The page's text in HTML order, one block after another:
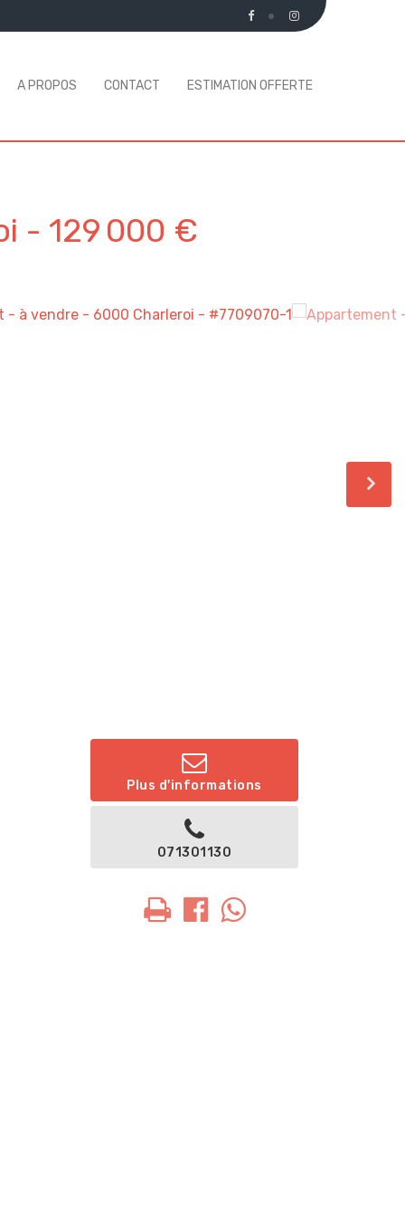
A PROPOS CONTACT ESTIMATION OFFERTE
- 129 000 €
Plus d'informations
071301130